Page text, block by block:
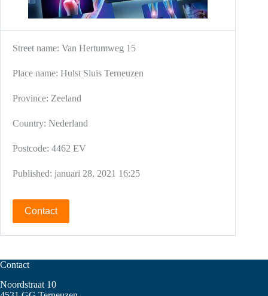
Street name: Van Hertumweg 15
Place name: Hulst Sluis Terneuzen
Province: Zeeland
Country: Nederland
Postcode: 4462 EV
Published: januari 28, 2021 16:25
Contact
Contact
Noordstraat 10